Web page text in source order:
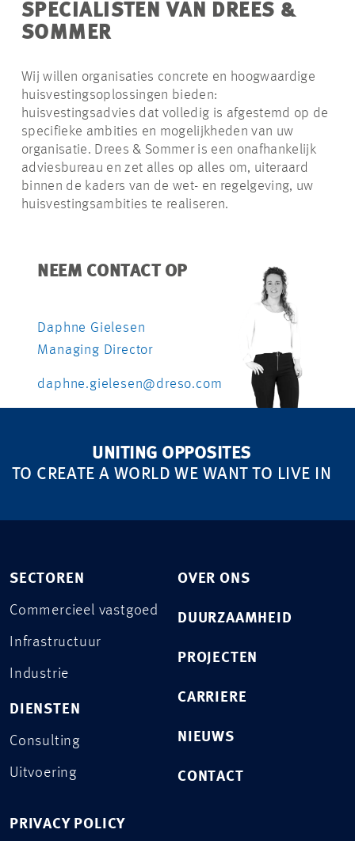
SPECIALISTEN VAN DREES &
SOMMER
Wij willen organisaties concrete en hoogwaardige
huisvestingsoplossingen bieden:
huisvestingsadvies dat volledig is afgestemd op de
specifieke ambities en mogelijkheden van uw
organisatie. Drees & Sommer is een onafhankelijk
adviesbureau en zet alles op alles om, uiteraard
binnen de kaders van de wet- en regelgeving, uw
huisvestingsambities te realiseren.
NEEM CONTACT OP
Daphne Gielesen
Managing Director
daphne.gielesen@dreso.com
UNITING OPPOSITES
TO CREATE A WORLD WE WANT TO LIVE IN
SECTOREN
Commercieel vastgoed
Infrastructuur
Industrie
DIENSTEN
Consulting
Uitvoering
OVER ONS
DUURZAAMHEID
PROJECTEN
CARRIERE
NIEUWS
CONTACT
PRIVACY POLICY